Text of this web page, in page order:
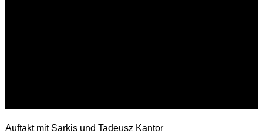
Auftakt mit Sarkis und Tadeusz Kantor